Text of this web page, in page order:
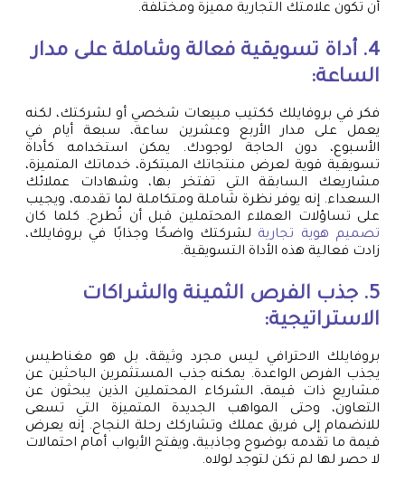
أن تكون علامتك التجارية مميزة ومختلفة.
4. أداة تسويقية فعالة وشاملة على مدار
الساعة:
فكر في بروفايلك ككتيب مبيعات شخصي أو لشركتك، لكنه
يعمل على مدار الأربع وعشرين ساعة، سبعة أيام في
الأسبوع، دون الحاجة لوجودك. يمكن استخدامه كأداة
تسويقية قوية لعرض منتجاتك المبتكرة، خدماتك المتميزة،
مشاريعك السابقة التي تفتخر بها، وشهادات عملائك
السعداء. إنه يوفر نظرة شاملة ومتكاملة لما تقدمه، ويجيب
على تساؤلات العملاء المحتملين قبل أن تُطرح. كلما كان
تصميم هوية تجارية لشركتك واضحًا وجذابًا في بروفايلك،
زادت فعالية هذه الأداة التسويقية.
5. جذب الفرص الثمينة والشراكات
الاستراتيجية:
بروفايلك الاحترافي ليس مجرد وثيقة، بل هو مغناطيس
يجذب الفرص الواعدة. يمكنه جذب المستثمرين الباحثين عن
مشاريع ذات قيمة، الشركاء المحتملين الذين يبحثون عن
التعاون، وحتى المواهب الجديدة المتميزة التي تسعى
للانضمام إلى فريق عملك وتشاركك رحلة النجاح. إنه يعرض
قيمة ما تقدمه بوضوح وجاذبية، ويفتح الأبواب أمام احتمالات
لا حصر لها لم تكن لتوجد لولاه.